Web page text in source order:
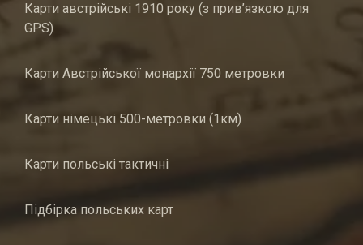
Карти австрійські 1910 року (з прив’язкою для
GPS)
Карти Австрійської монархії 750 метровки
Карти німецькі 500-метровки (1км)
Карти польські тактичні
Підбірка польських карт